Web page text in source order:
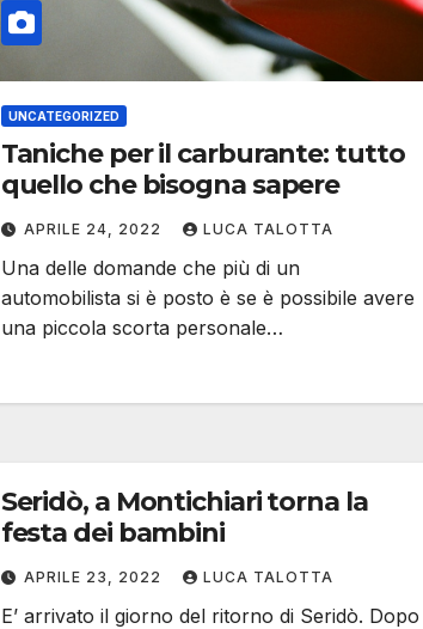
UNCATEGORIZED
Taniche per il carburante: tutto
quello che bisogna sapere
APRILE 24, 2022 LUCA TALOTTA
Una delle domande che più di un
automobilista si è posto è se è possibile avere
una piccola scorta personale…
Seridò, a Montichiari torna la
festa dei bambini
APRILE 23, 2022 LUCA TALOTTA
E’ arrivato il giorno del ritorno di Seridò. Dopo